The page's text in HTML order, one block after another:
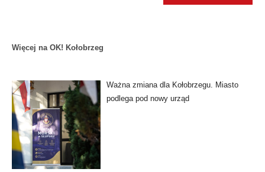
Więcej na OK! Kołobrzeg
Ważna zmiana dla Kołobrzegu. Miasto
podlega pod nowy urząd